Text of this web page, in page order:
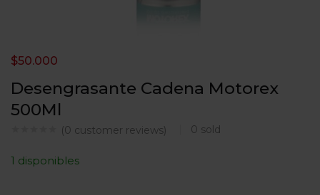
Desengrasante Cadena Motorex
500Ml
(0 customer reviews) 0 sold
$50.000
1 disponibles